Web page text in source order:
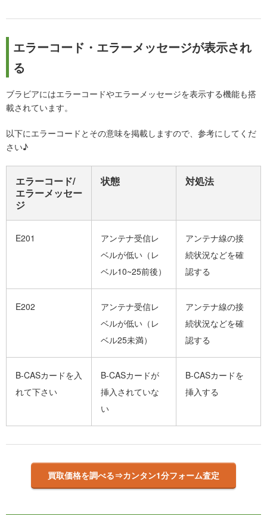
エラーコード・エラーメッセージが表示され
る
ブラビアにはエラーコードやエラーメッセージを表示する機能も搭
載されています。
以下にエラーコードとその意味を掲載しますので、参考にしてくだ
さい♪
エラーコード/
エラーメッセー
ジ
状態 対処法
E201
アンテナ受信レ
ベルが低い（レ
ベル10~25前後）
アンテナ線の接
続状況などを確
認する
E202
アンテナ受信レ
ベルが低い（レ
ベル25未満）
アンテナ線の接
続状況などを確
認する
B-CASカードを入
れて下さい
B-CASカードが
挿入されていな
い
B-CASカードを
挿入する
買取価格を調べる⇒カンタン1分フォーム査定